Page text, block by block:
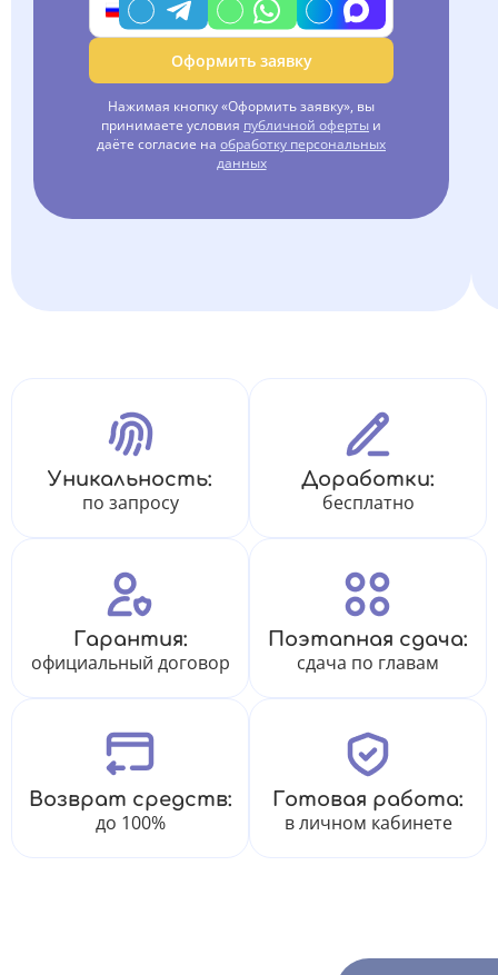
Оформить заявку
Нажимая кнопку «Оформить заявку», вы
принимаете условия публичной оферты и
даёте согласие на обработку персональных
данных
Уникальность:
по запросу
Доработки:
бесплатно
Гарантия:
официальный договор
Поэтапная сдача:
сдача по главам
Возврат средств:
до 100%
Готовая работа:
в личном кабинете